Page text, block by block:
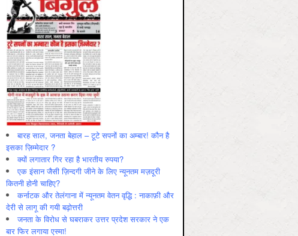
बारह साल, जनता बेहाल – टूटे सपनों का अम्बार! कौन है
इसका ज़िम्मेदार ?
क्यों लगातार गिर रहा है भारतीय रुपया?
एक इंसान जैसी ज़िन्दगी जीने के लिए न्यूनतम मज़दूरी
कितनी होनी चाहिए?
कर्नाटक और तेलंगाना में न्यूनतम वेतन वृद्धि : नाकाफ़ी और
देरी से लागू की गयी बढ़ोत्तरी
जनता के विरोध से घबराकर उत्तर प्रदेश सरकार ने एक
बार फिर लगाया एस्मा!